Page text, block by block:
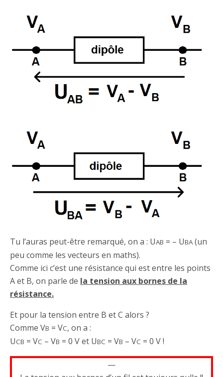
Tu l’auras peut-être remarqué, on a : UAB = – UBA(un
peu comme les vecteurs en maths).
Comme ici c’est une résistance qui est entre les points
A et B, on parle de la tension aux bornes de la
résistance.
Et pour la tension entre B et C alors ?
Comme VB = VC, on a :
UCB = VC – VB = 0 V et UBC = VB – VC = 0 V !
—